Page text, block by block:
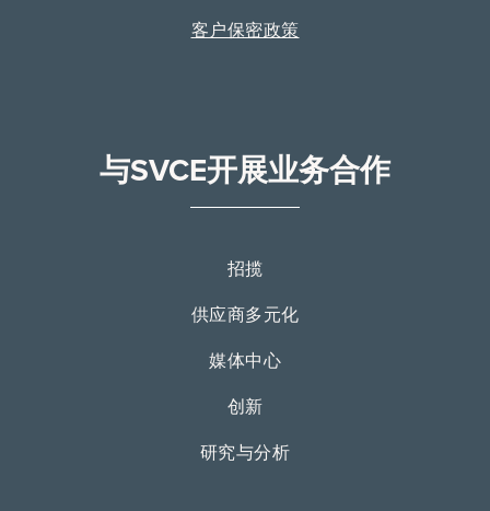
客户保密政策
与SVCE开展业务合作
招揽
供应商多元化
媒体中心
创新
研究与分析